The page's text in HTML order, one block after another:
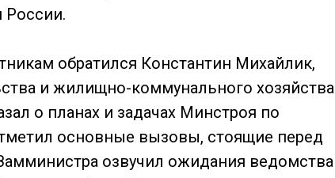
обратился Константин Михайлик,
и жилищно-коммунального хозяйства
о планах и задачах Минстроя по
основные вызовы, стоящие перед
озвучил ожидания ведомства